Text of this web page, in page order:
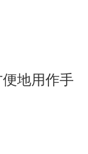
地用作手